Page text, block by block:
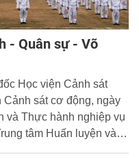
- Quân sự - Võ
Học viện Cảnh sát
vụ
tâm Huấn luyện và